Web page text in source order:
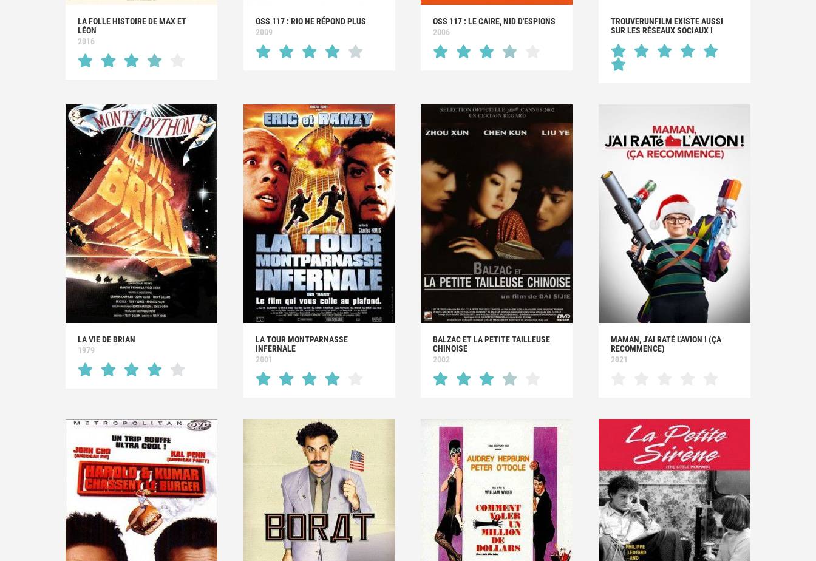
LA FOLLE HISTOIRE DE MAX ET
LÉON
2016
OSS 117 : RIO NE RÉPOND PLUS
2009
OSS 117 : LE CAIRE, NID D'ESPIONS
2006
TROUVERUNFILM EXISTE AUSSI
SUR LES RÉSEAUX SOCIAUX !
LA VIE DE BRIAN
1979
LA TOUR MONTPARNASSE
INFERNALE
2001
BALZAC ET LA PETITE TAILLEUSE
CHINOISE
2002
MAMAN, J'AI RATÉ L'AVION ! (ÇA
RECOMMENCE)
2021